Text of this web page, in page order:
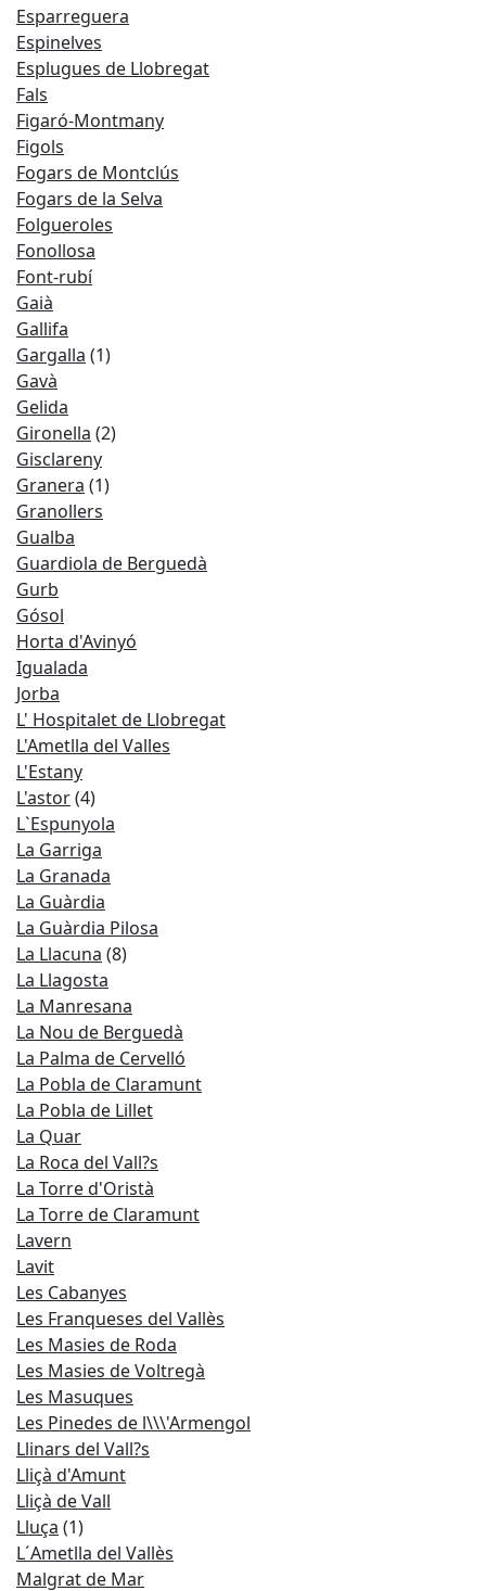
Esparreguera
Espinelves
Esplugues de Llobregat
Fals
Figaró-Montmany
Figols
Fogars de Montclús
Fogars de la Selva
Folgueroles
Fonollosa
Font-rubí
Gaià
Gallifa
Gargalla (1)
Gavà
Gelida
Gironella (2)
Gisclareny
Granera (1)
Granollers
Gualba
Guardiola de Berguedà
Gurb
Gósol
Horta d'Avinyó
Igualada
Jorba
L' Hospitalet de Llobregat
L'Ametlla del Valles
L'Estany
L'astor(4)
L`Espunyola
La Garriga
La Granada
La Guàrdia
La Guàrdia Pilosa
La Llacuna (8)
La Llagosta
La Manresana
La Nou de Berguedà
La Palma de Cervelló
La Pobla de Claramunt
La Pobla de Lillet
La Quar
La Roca del Vall?s
La Torre d'Oristà
La Torre de Claramunt
Lavern
Lavit
Les Cabanyes
Les Franqueses del Vallès
Les Masies de Roda
Les Masies de Voltregà
Les Masuques
Les Pinedes de l\\\'Armengol
Llinars del Vall?s
Lliçà d'Amunt
Lliçà de Vall
Lluça (1)
L´Ametlla del Vallès
Malgrat de Mar